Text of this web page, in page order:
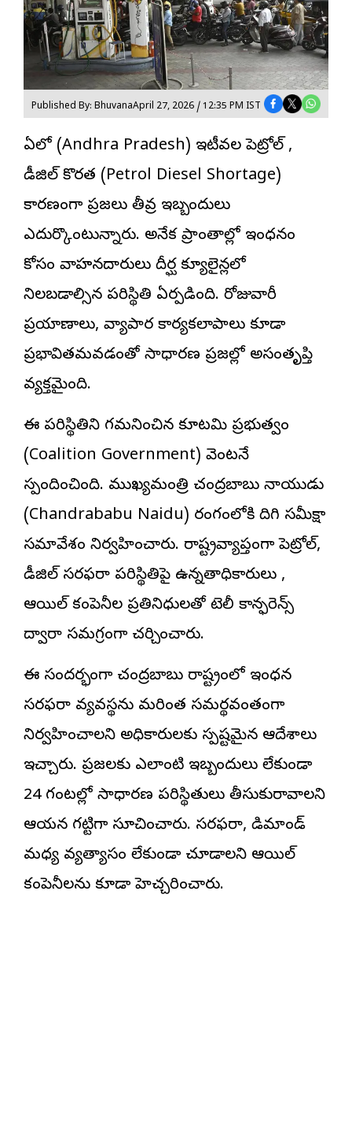
Published By: BhuvanaApril 27, 2026 / 12:35 PM IST
ఏపీలో (Andhra Pradesh) ఇటీవల పెట్రోల్ ,
డీజిల్ కొరత (Petrol Diesel Shortage)
కారణంగా ప్రజలు తీవ్ర ఇబ్బందులు
ఎదుర్కొంటున్నారు. అనేక ప్రాంతాల్లో ఇంధనం
కోసం వాహనదారులు దీర్ఘ క్యూలైన్లలో
నిలబడాల్సిన పరిస్థితి ఏర్పడింది. రోజువారీ
ప్రయాణాలు, వ్యాపార కార్యకలాపాలు కూడా
ప్రభావితమవడంతో సాధారణ ప్రజల్లో అసంతృప్తి
వ్యక్తమైంది.
ఈ పరిస్థితిని గమనించిన కూటమి ప్రభుత్వం
(Coalition Government) వెంటనే
స్పందించింది. ముఖ్యమంత్రి చంద్రబాబు నాయుడు
(Chandrababu Naidu) రంగంలోకి దిగి సమీక్షా
సమావేశం నిర్వహించారు. రాష్ట్రవ్యాప్తంగా పెట్రోల్,
డీజిల్ సరఫరా పరిస్థితిపై ఉన్నతాధికారులు ,
ఆయిల్ కంపెనీల ప్రతినిధులతో టెలీ కాన్ఫరెన్స్
ద్వారా సమగ్రంగా చర్చించారు.
ఈ సందర్భంగా చంద్రబాబు రాష్ట్రంలో ఇంధన
సరఫరా వ్యవస్థను మరింత సమర్థవంతంగా
నిర్వహించాలని అధికారులకు స్పష్టమైన ఆదేశాలు
ఇచ్చారు. ప్రజలకు ఎలాంటి ఇబ్బందులు లేకుండా
24 గంటల్లో సాధారణ పరిస్థితులు తీసుకురావాలని
ఆయన గట్టిగా సూచించారు. సరఫరా, డిమాండ్
మధ్య వ్యత్యాసం లేకుండా చూడాలని ఆయిల్
కంపెనీలను కూడా హెచ్చరించారు.